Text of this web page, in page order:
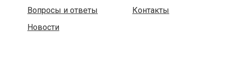
Вопросы и ответы
Контакты
Новости